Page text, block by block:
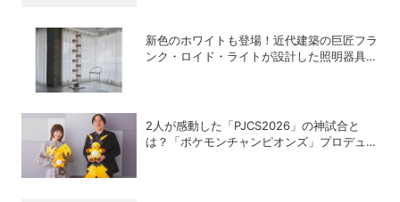
新色のホワイトも登場！近代建築の巨匠フラ
ンク・ロイド・ライトが設計した照明器具の
2人が感動した「PJCS2026」の神試合と
は？「ポケモンチャンピオンズ」プロデュー